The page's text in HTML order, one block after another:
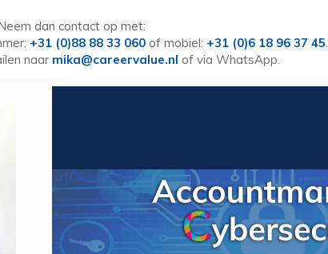
dan contact op met:
+31 (0)88 88 33 060 of mobiel: +31 (0)6 18 96 37 45.
naar mika@careervalue.nl of via WhatsApp.